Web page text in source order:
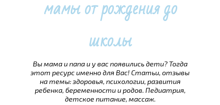
мамы от рождения до
школы
Вы мама и папа и у вас появились дети? Тогда
этот ресурс именно для Вас! Статьи, отзывы
на темы: здоровья, психологии, развития
ребенка, беременности и родов. Педиатрия,
детское питание, массаж.